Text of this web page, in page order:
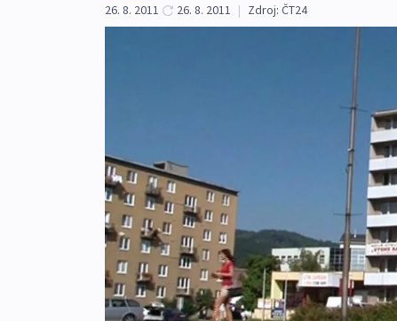
26. 8. 2011
26. 8. 2011 | Zdroj: ČT24